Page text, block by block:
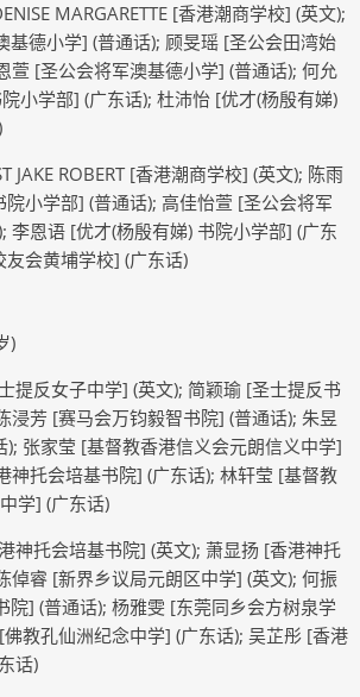
MARGARETTE [香港潮商学校] (英文);
基德小学] (普通话); 顾旻瑶 [圣公会田湾始
萱 [圣公会将军澳基德小学] (普通话); 何允
小学部] (广东话); 杜沛怡 [优才(杨殷有娣)
JAKE ROBERT [香港潮商学校] (英文); 陈雨
院小学部] (普通话); 高佳怡萱 [圣公会将军
李恩语 [优才(杨殷有娣) 书院小学部] (广东
会黄埔学校] (广东话)
)
提反女子中学] (英文); 简颖瑜 [圣士提反书
浸芳 [赛马会万钧毅智书院] (普通话); 朱昱
); 张家莹 [基督教香港信义会元朗信义中学]
神托会培基书院] (广东话); 林轩莹 [基督教
学] (广东话)
神托会培基书院] (英文); 萧显扬 [香港神托
倬睿 [新界乡议局元朗区中学] (英文); 何振
院] (普通话); 杨雅雯 [东莞同乡会方树泉学
教孔仙洲纪念中学] (广东话); 吴芷彤 [香港
话)